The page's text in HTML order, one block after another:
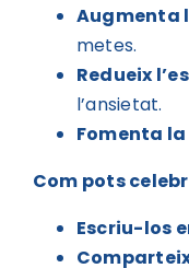
Augmenta
metes.
Redueix
l’ansietat.
Fomenta
Com pots
Escriu-los